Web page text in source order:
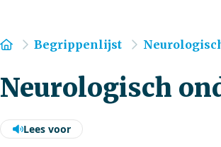
Home
Begrippenlijst
Neurologisch
Lees voor